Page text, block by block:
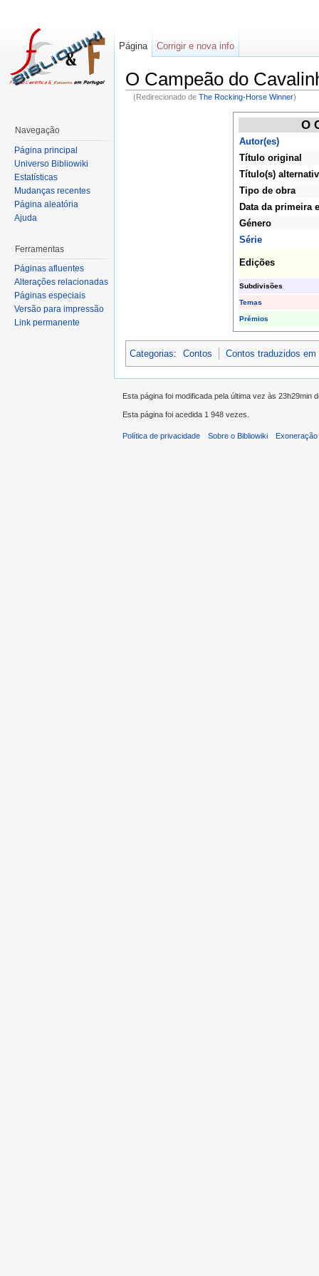
O Campeão do
(Redirecionado de The Rocking-Horse Winner)
O
Autor(es)
Título original
Título(s)
Tipo de obra
Data da primeira
Género
Série
Edições
Subdivisões
Temas
Prémios
Categorias: Contos Contos traduzidos em
Página Corrigir e nova info
Navegação
Página principal
Universo Bibliowiki
Estatísticas
Mudanças recentes
Página aleatória
Ajuda
Ferramentas
Páginas afluentes
Alterações relacionadas
Páginas especiais
Versão para impressão
Link permanente
Esta página foi modificada pela última vez às 23h29min
Esta página foi acedida 1 948 vezes.
Política de privacidade Sobre o Bibliowiki